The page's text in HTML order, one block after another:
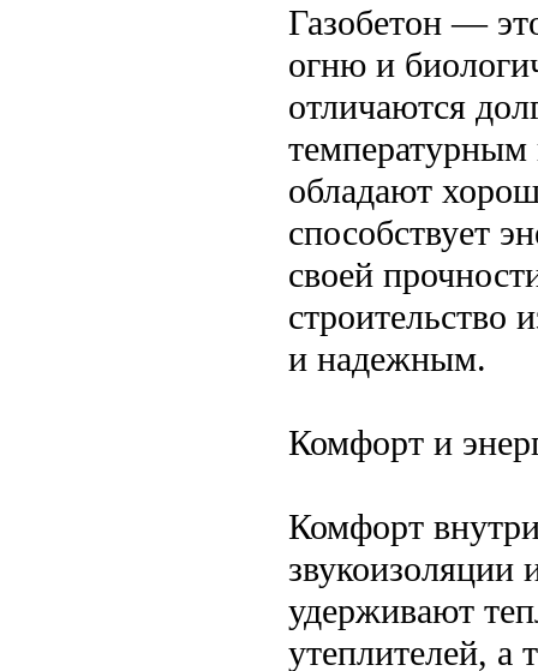
Газобетон —
огню и
отличаются
температурным
обладают
способствует
своей
строительство
и надежным.
Комфорт и
Комфорт
звукоизоляции
удерживают
утеплителей, а